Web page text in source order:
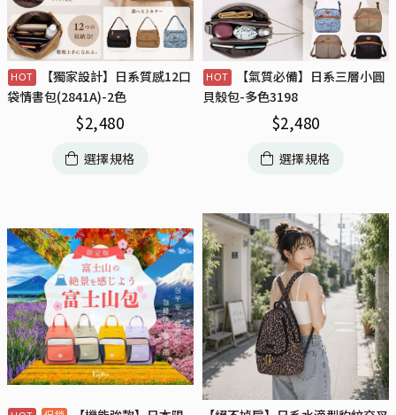
【獨家設計】日系質感12口
袋情書包(2841A)-2色
$2,480
選擇規格
【氣質必備】日系三層小圓
貝殼包-多色3198
$2,480
選擇規格